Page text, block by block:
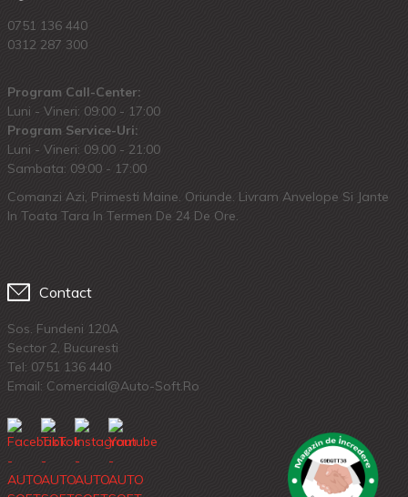
0751 136 440
0312 287 300
Program Call-Center:
Luni - Vineri: 09:00 - 17:00
Program Service-Uri:
Luni - Vineri: 09.00 - 21:00
Sambata: 09:00 - 17:00
Comanzi Azi, Primesti Maine. Oriunde. Livram Anvelope Si Jante
In Toata Tara In Termen De 24 De Ore.
Contact
Sos. Fundeni 120A
Sector 2, Bucuresti
Tel: 0751 136 440
Email: Comercial@auto-Soft.ro